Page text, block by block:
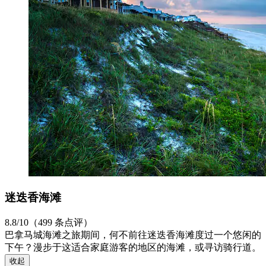
迷迭香海滩
8.8/10（499 条点评）
巴拿马城海滩之旅期间，何不前往迷迭香海滩度过一个悠闲的
下午？漫步于这适合家庭游客的地区的海滩，或寻访骑行道。
收起